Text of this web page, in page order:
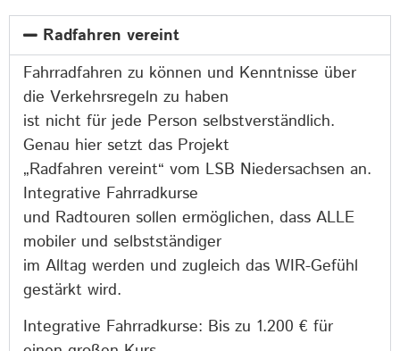
Radfahren vereint
Fahrradfahren zu können und Kenntnisse über
die Verkehrsregeln zu haben
ist nicht für jede Person selbstverständlich.
Genau hier setzt das Projekt
„Radfahren vereint“ vom LSB Niedersachsen an.
Integrative Fahrradkurse
und Radtouren sollen ermöglichen, dass ALLE
mobiler und selbstständiger
im Alltag werden und zugleich das WIR-Gefühl
gestärkt wird.
Integrative Fahrradkurse: Bis zu 1.200 € für